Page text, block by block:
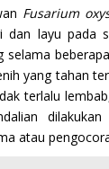
Fusarium
layu pada
yang tahan
terlalu
atau